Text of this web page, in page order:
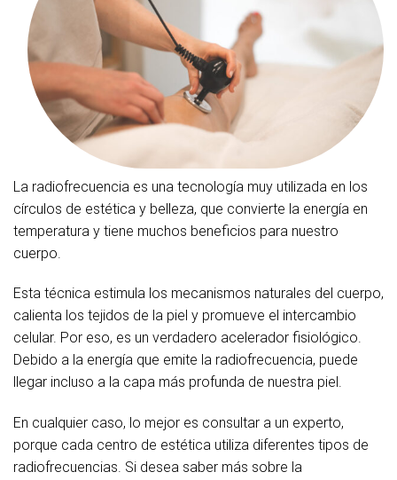
La radiofrecuencia es una tecnología muy utilizada en los
círculos de estética y belleza, que convierte la energía en
temperatura y tiene muchos beneficios para nuestro
cuerpo.
Esta técnica estimula los mecanismos naturales del cuerpo,
calienta los tejidos de la piel y promueve el intercambio
celular. Por eso, es un verdadero acelerador fisiológico.
Debido a la energía que emite la radiofrecuencia, puede
llegar incluso a la capa más profunda de nuestra piel.
En cualquier caso, lo mejor es consultar a un experto,
porque cada centro de estética utiliza diferentes tipos de
radiofrecuencias. Si desea saber más sobre la